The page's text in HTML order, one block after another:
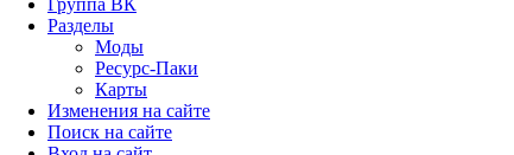
Разделы
Моды
Ресурс-Паки
Карты
Изменения на сайте
Поиск на сайте